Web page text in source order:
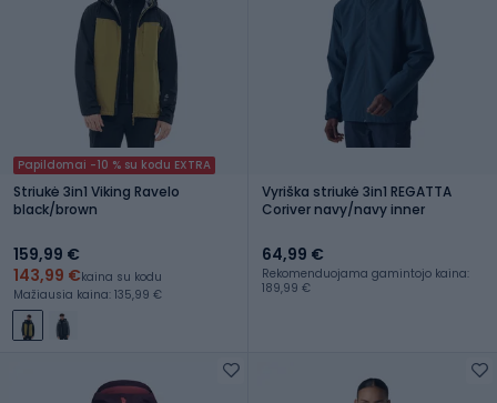
Papildomai -10 % su kodu EXTRA
Striukė 3in1 Viking Ravelo
black/brown
159,99 €
143,99 €kaina su kodu
Mažiausia kaina: 135,99 €
Vyriška striukė 3in1 REGATTA
Coriver navy/navy inner
64,99 €
Rekomenduojama gamintojo kaina:
189,99 €